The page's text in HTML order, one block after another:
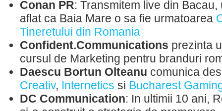
Conan PR: Transmitem live din
aflat ca Baia Mare o sa fie urmatoarea
Tineretului din Romania
Confident.Communications prezinta
cursul de Marketing pentru branduri
Daescu Bortun Olteanu comunica
Creativ, Internetics si Bucharest
DC Communication: In ultimii 10 ani,